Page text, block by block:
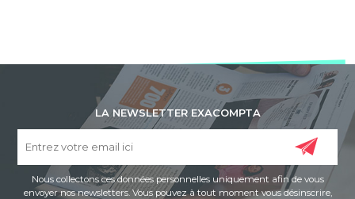
LA NEWSLETTER EXACOMPTA
Nous collectons ces données personnelles uniquement afin de vous
envoyer nos newsletters. Vous pouvez à tout moment vous désinscrire,